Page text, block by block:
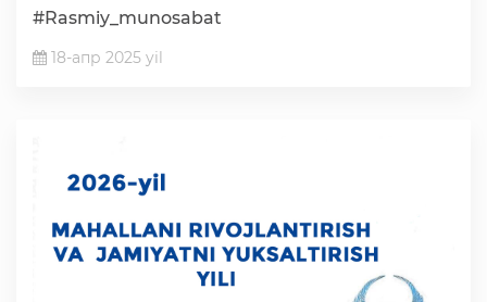
#Rasmiy_munosabat
18-апр 2025 yil